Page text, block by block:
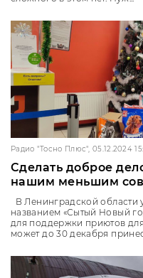
Радио "Тосно Плюс", 05.12.2024
Сделать доброе
нашим меньшим
В Ленинградской области
названием «Сытый Новый
для поддержки приютов
может до 30 декабря